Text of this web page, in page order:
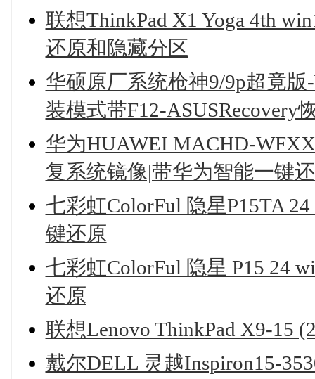
联想ThinkPad X1 Yoga 4th
还原和隐藏分区
华硕原厂系统枪神9/9p超竟
装模式带F12-ASUSRecovery
华为HUAWEI MACHD-
复系统镜像|带华为智能一键
七彩虹ColorFul 隐星P15TA
键还原
七彩虹ColorFul 隐星 P15 24
还原
联想Lenovo ThinkPad X9-15
戴尔DELL 灵越Inspiron15-